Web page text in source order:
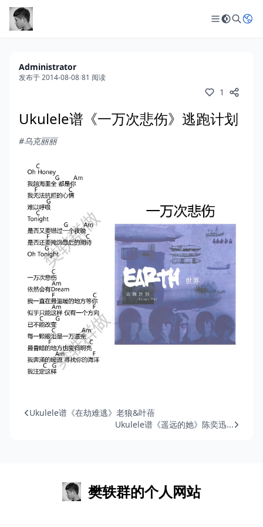
Administrator
发布于 2014-08-08/81 阅读
1
Ukulele谱《一万次悲伤》逃跑计划
#乌克丽丽
Ukulele谱《在劫难逃》老狼&叶蓓
Ukulele谱《遥远的她》陈奕迅...
樊轶群的个人网站